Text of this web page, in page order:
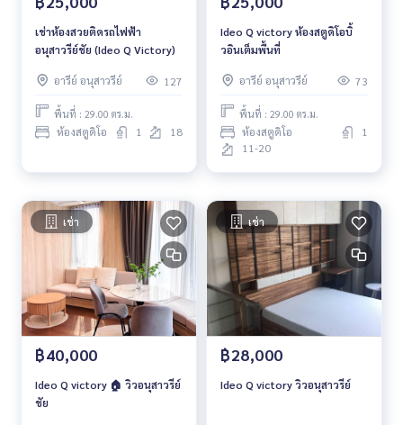
เช่าห้องสวยติดรถไฟฟ้า
อนุสาวรีย์ชัย (Ideo Q Victory)
อารีย์ อนุสาวรีย์ 127
พื้นที่ : 29.00 ตร.ม.
ห้องสตูดิโอ 1 18
Ideo Q victory ห้องสตูดิโอบิ้
วอินเต็มพื้นที่
อารีย์ อนุสาวรีย์ 73
พื้นที่ : 29.00 ตร.ม.
ห้องสตูดิโอ
1
11-20
เช่า
฿40,000
Ideo Q victory 🏠 วิวอนุสาวรีย์
ชัย
เช่า
฿28,000
Ideo Q victory วิวอนุสาวรีย์